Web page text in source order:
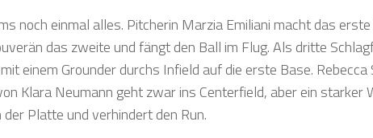
noch einmal alles. Pitcherin Marzia Emiliani macht das
das zweite und fängt den Ball im Flug. Als dritte
einem Grounder durchs Infield auf die erste Base.
Klara Neumann geht zwar ins Centerfield, aber ein starker
Platte und verhindert den Run.